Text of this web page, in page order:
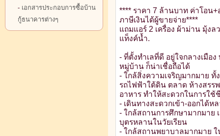
- เอกสารประกอบการซื้อบ้าน
กู้ธนาคารต่างๆ
**** ราคา 7 ล้านบาท ค่าโอน+
ภาษีเงินได้ผู้ขายจ่าย****
แถมแอร์ 2 เครื่อง ผ้าม่าน มุ้ง
แท็งค์น้ำ.
- ที่ตั้งทำเลที่ดี อยู่ใจกลางเมือง
หมู่บ้าน ก็น่าเชื่อถือได้
- ใกล้สิ่งความเจริญมากมาย ทั้
รถไฟฟ้าใต้ดิน ตลาด ห้างสรร
อาหาร ทำให้สะดวกในการใช้
- เดินทางสะดวกเข้า-ออกได้ห
- ใกล้สถานการศึกษามากมาย
บุตรหลานในวัยเรียน
- ใกล้สถานพยาบาลมากมาย ใ